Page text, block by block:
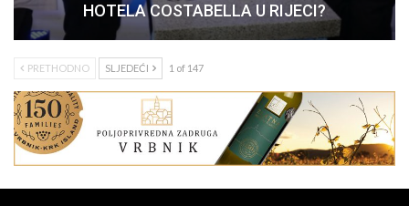
HOTELA COSTABELLA U RIJECI?
PRETHODNO SLJEDEĆI 1 of 147